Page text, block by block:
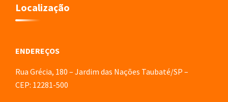
Localização
ENDEREÇOS
Rua Grécia, 180 – Jardim das Nações Taubaté/SP –
CEP: 12281-500